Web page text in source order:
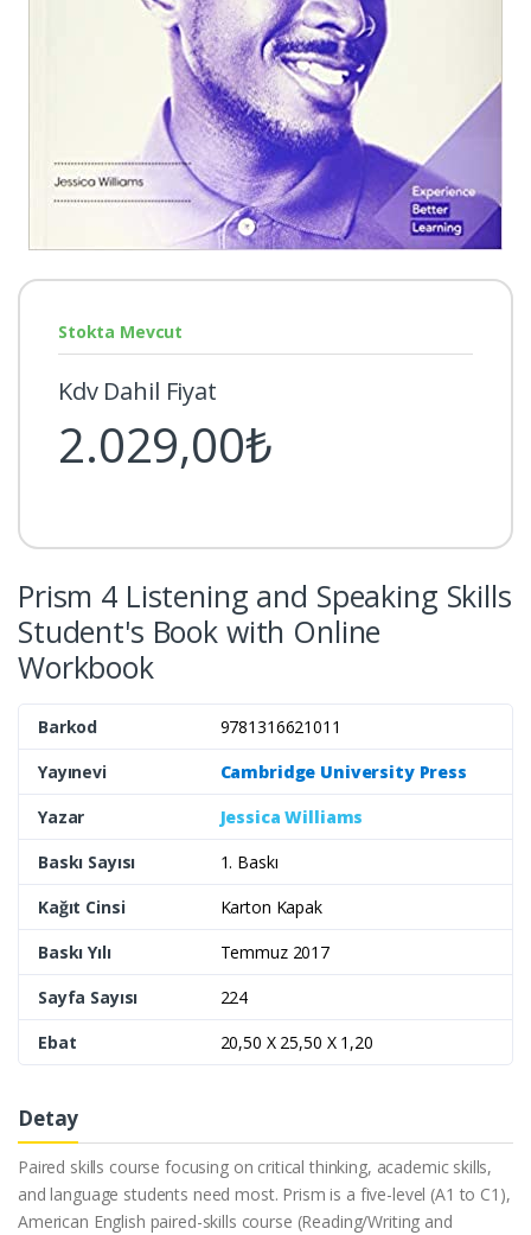
Prism 4 Listening and Speaking Skills
Student's Book with Online
Workbook
Barkod
9781316621011
Yayınevi
Cambridge University Press
Yazar
Jessica Williams
Baskı Sayısı
1. Baskı
Kağıt Cinsi
Karton Kapak
Baskı Yılı
Temmuz 2017
Sayfa Sayısı
224
Ebat
20,50 X 25,50 X 1,20
Stokta Mevcut
Kdv Dahil Fiyat
2.029,00₺
Detay
Paired skills course focusing on critical thinking, academic skills,
and language students need most. Prism is a five-level (A1 to C1),
American English paired-skills course (Reading/Writing and